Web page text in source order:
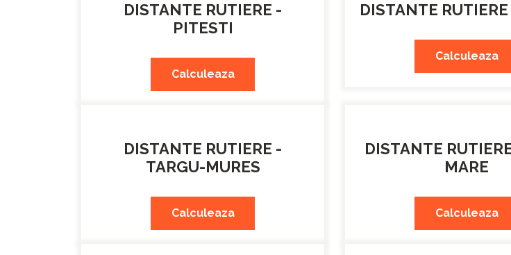
DISTANTE RUTIERE -
PITESTI
Calculeaza
DISTANTE
Calculeaza
DISTANTE RUTIERE -
TARGU-MURES
Calculeaza
DISTANTE
MARE
Calculeaza